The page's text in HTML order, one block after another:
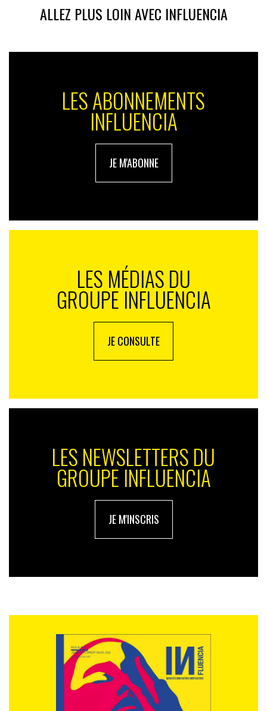
ALLEZ PLUS LOIN AVEC INFLUENCIA
LES ABONNEMENTS
INFLUENCIA
JE M'ABONNE
LES MÉDIAS DU
GROUPE INFLUENCIA
JE CONSULTE
LES NEWSLETTERS DU
GROUPE INFLUENCIA
JE M'INSCRIS